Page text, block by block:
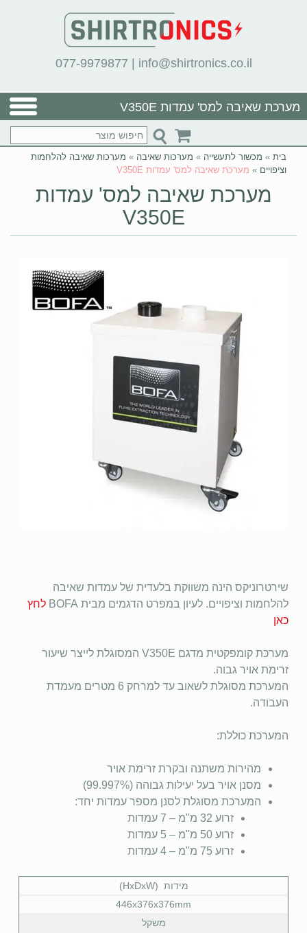
077-9979877 | info@shirtronics.co.il
מערכת שאיבה למס' עמדות V350E
בית » מכשור לתעשייה » מערכות שאיבה » מערכות שאיבה להלחמות
וציפויים » מערכת שאיבה למס' עמדות V350E
מערכת שאיבה למס' עמדות
V350E
שירטרוניקס הינה משווקת בלעדית של עמדות שאיבה
להלחמות וציפויים. לעיון במפרט הדגמים מבית BOFA
לחץ
כאן
מערכת קומפקטית מדגם V350E המסוגלת לייצר שיעור
זרימת אויר גבוה.
המערכת מסוגלת לשאוב עד למרחק 6 מטרים מעמדת
העבודה.
המערכת כוללת:
מהירות משתנה ובקרת זרימת אויר
מסנן אויר בעל יעילות גבוהה (99.997%)
המערכת מסוגלת לסנן מספר עמדות יחד:
זרוע 32 מ"מ – 7 עמדות
זרוע 50 מ"מ – 5 עמדות
זרוע 75 מ"מ – 4 עמדות
מידות (HxDxW)
446x376x376mm
משקל